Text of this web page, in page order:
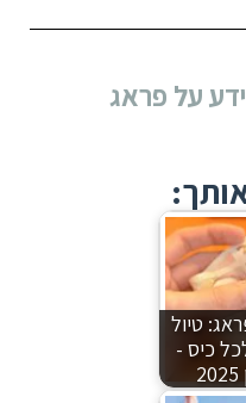
על פראג
טיול
כיס -